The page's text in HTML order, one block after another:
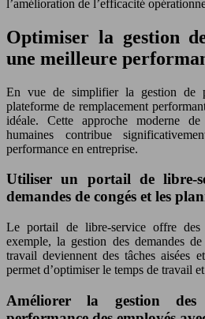
l’amélioration de l’efficacité
Optimiser la gestion
une meilleure
En vue de simplifier la gestion de
plateforme de remplacement
idéale. Cette approche moderne
humaines contribue
performance en entreprise.
Utiliser un portail de libre-
demandes de congés et les
Le portail de libre-service offre des
exemple, la gestion des demandes
travail deviennent des tâches aisées
permet d’optimiser le temps de travail
Améliorer la gestion des